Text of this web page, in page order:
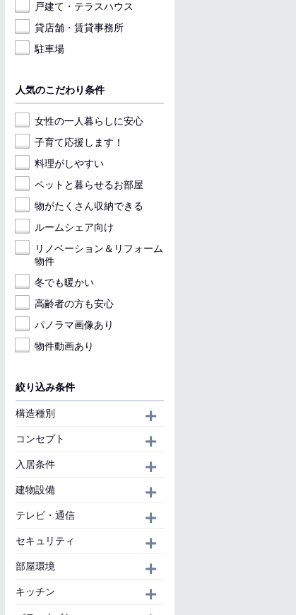
戸建て・テラスハウス
貸店舗・賃貸事務所
駐車場
人気のこだわり条件
女性の一人暮らしに安心
子育て応援します！
料理がしやすい
ペットと暮らせるお部屋
物がたくさん収納できる
ルームシェア向け
リノベーション＆リフォーム
物件
冬でも暖かい
高齢者の方も安心
パノラマ画像あり
物件動画あり
絞り込み条件
構造種別
コンセプト
入居条件
建物設備
テレビ・通信
セキュリティ
部屋環境
キッチン